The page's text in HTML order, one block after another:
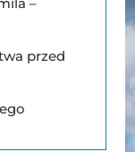
przed